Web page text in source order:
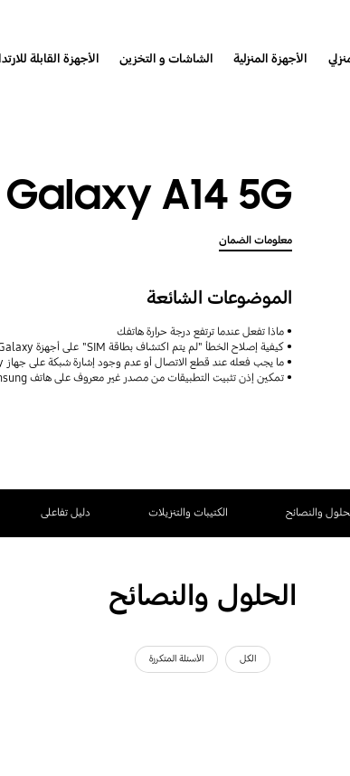
الأجهزة المنزلية الشاشات و التخزين الأجهزة القابلة
Galaxy A14 5G
معلومات الضمان
الموضوعات الشائعة
ماذا تفعل عندما ترتفع درجة حرارة هاتفك
كيفية إصلاح الخطأ "لم يتم اكتشاف بطاقة SIM" على أجهزة Samsung Galaxy
ما يجب فعله عند قطع الاتصال أو عدم وجود إشارة شبكة على جهاز Galaxy
تمكين إذن تثبيت التطبيقات من مصدر غير معروف على هاتف Samsung
والنصائح الكتيبات والتنزيلات دليل تفاعلى
الحلول والنصائح
الكل الأسئلة المتكررة